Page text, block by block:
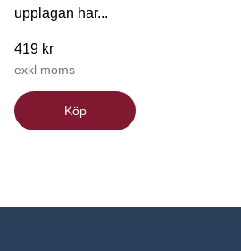
upplagan har...
419 kr
exkl moms
Köp